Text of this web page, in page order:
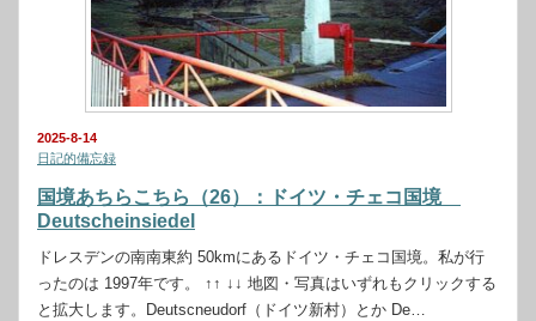
2025-8-14
日記的備忘録
国境あちらこちら（26）：ドイツ・チェコ国境
Deutscheinsiedel
ドレスデンの南南東約 50kmにあるドイツ・チェコ国境。私が行
ったのは 1997年です。 ↑↑ ↓↓ 地図・写真はいずれもクリックする
と拡大します。Deutscneudorf（ドイツ新村）とか De…